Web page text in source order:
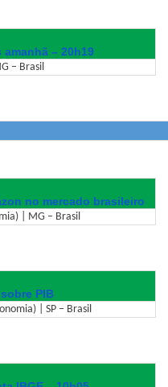
– 20h19
– Brasil
no mercado brasileiro
| MG – Brasil
PIB
| SP – Brasil